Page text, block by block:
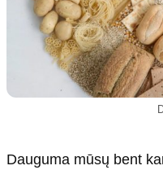
Tvari mada
Redakcija
Apie mus
Dauguma mūsų bent